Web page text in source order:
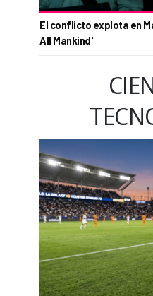
El conflicto explota en
All Mankind'